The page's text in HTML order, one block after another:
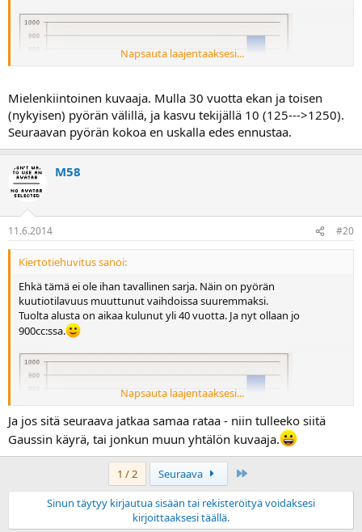
litrainen, vaan todennäköisesti suunta kääntyy pienempään.
Napsauta laajentaaksesi...
Mielenkiintoinen kuvaaja. Mulla 30 vuotta ekan ja toisen
(nykyisen) pyörän välillä, ja kasvu tekijällä 10 (125--->1250).
Seuraavan pyörän kokoa en uskalla edes ennustaa.
M58
11.6.2014 #20
Kiertotiehuvitus sanoi:
Ehkä tämä ei ole ihan tavallinen sarja. Näin on pyörän
kuutiotilavuus muuttunut vaihdoissa suuremmaksi.
Tuolta alusta on aikaa kulunut yli 40 vuotta. Ja nyt ollaan jo
900cc:ssa.
Napsauta laajentaaksesi...
Ja jos sitä seuraava jatkaa samaa rataa - niin tulleeko siitä
Gaussin käyrä, tai jonkun muun yhtälön kuvaaja.
1 / 2 Seuraava
Sinun täytyy kirjautua sisään tai rekisteröityä voidaksesi
kirjoittaaksesi täällä.